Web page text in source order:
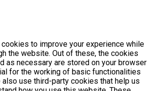
to improve your experience while
the website. Out of these, the cookies
as necessary are stored on your browser
for the working of basic functionalities
use third-party cookies that help us